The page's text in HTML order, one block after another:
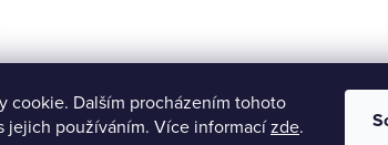
cookie. Dalším procházením tohoto
jejich používáním. Více informacízde.